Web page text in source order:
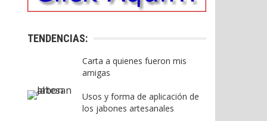
TENDENCIAS:
Carta a quienes fueron mis
amigas
Usos y forma de aplicación de
los jabones artesanales